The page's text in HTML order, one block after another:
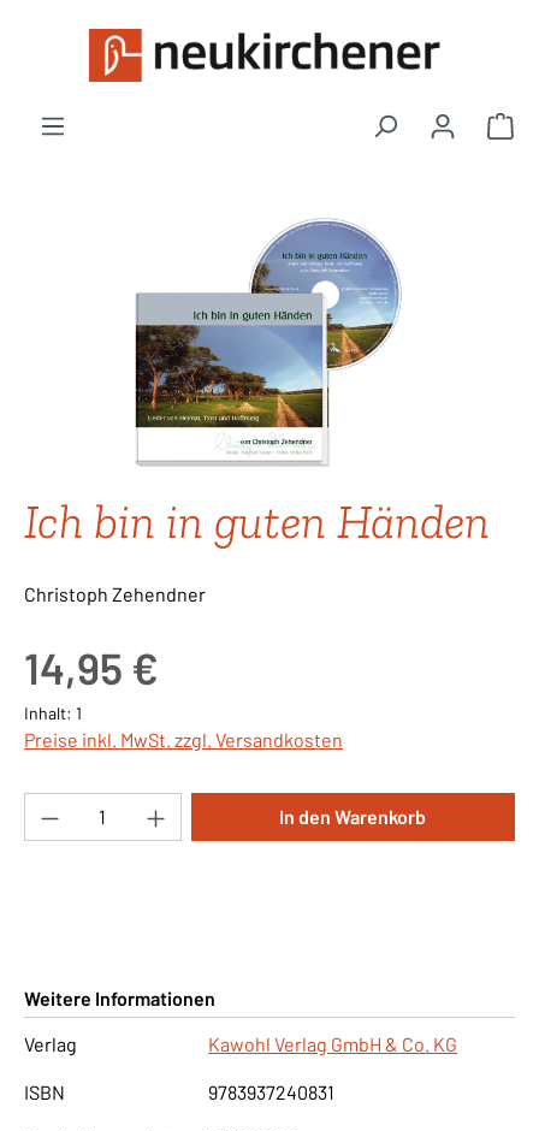
Zum Hauptinhalt springen
Ich bin in guten Händen
Christoph Zehendner
14,95 €
Inhalt: 1
Preise inkl. MwSt. zzgl. Versandkosten
Produkt Anzahl: Gib den gewünschten
In den Warenkorb
Weitere Informationen
Verlag
Kawohl Verlag GmbH & Co. KG
ISBN 9783937240831